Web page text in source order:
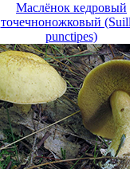
Маслёнок кедровый
точечноножковый
punctipes)